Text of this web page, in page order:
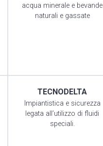
acqua minerale e bevande
naturali e gassate
TECNODELTA
Impiantistica e sicurezza
legata all’utilizzo di fluidi
speciali.